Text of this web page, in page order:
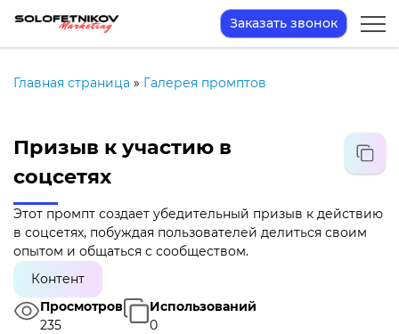
Заказать звонок
Главная страница » Галерея промптов
Призыв к участию в
соцсетях
Этот промпт создает убедительный призыв к действию
в соцсетях, побуждая пользователей делиться своим
опытом и общаться с сообществом.
Контент
Просмотров
235
Использований
0